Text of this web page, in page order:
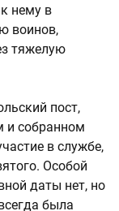
нему в
воинов,
тяжелую
пост,
и собранном
в службе,
Особой
даты нет, но
была